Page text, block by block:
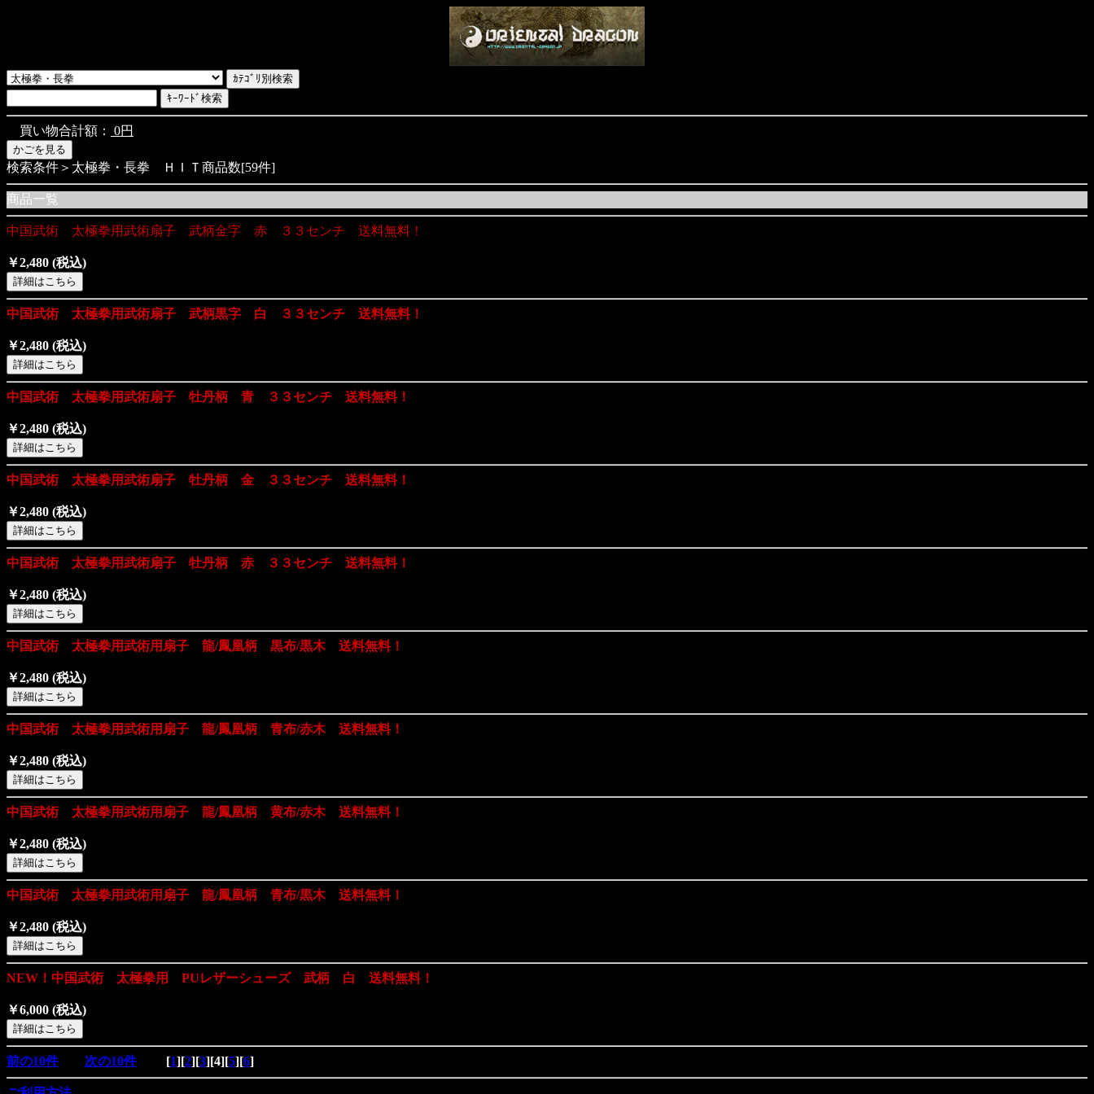
買い物合計額： 0円
検索条件＞太極拳・長拳 ＨＩＴ商品数[59件]
商品一覧
中国武術 太極拳用武術扇子 武柄金字 赤 ３３センチ 送料無料！
￥2,480 (税込)
中国武術 太極拳用武術扇子 武柄黒字 白 ３３センチ 送料無料！
￥2,480 (税込)
中国武術 太極拳用武術扇子 牡丹柄 青 ３３センチ 送料無料！
￥2,480 (税込)
中国武術 太極拳用武術扇子 牡丹柄 金 ３３センチ 送料無料！
￥2,480 (税込)
中国武術 太極拳用武術扇子 牡丹柄 赤 ３３センチ 送料無料！
￥2,480 (税込)
中国武術 太極拳用武術用扇子 龍/鳳凰柄 黒布/黒木 送料無料！
￥2,480 (税込)
中国武術 太極拳用武術用扇子 龍/鳳凰柄 青布/赤木 送料無料！
￥2,480 (税込)
中国武術 太極拳用武術用扇子 龍/鳳凰柄 黄布/赤木 送料無料！
￥2,480 (税込)
中国武術 太極拳用武術用扇子 龍/鳳凰柄 青布/黒木 送料無料！
￥2,480 (税込)
NEW！中国武術 太極拳用 PUレザーシューズ 武柄 白 送料無料！
￥6,000 (税込)
前の10件 次の10件[1][2][3][4][5][6]